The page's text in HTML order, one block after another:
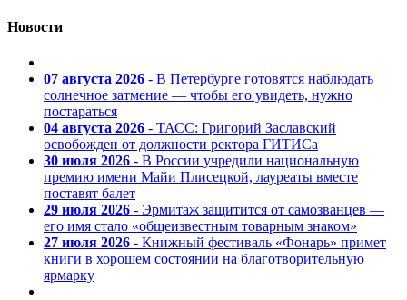
Новости
07 августа 2026 - В Петербурге готовятся наблюдать
солнечное затмение — чтобы его увидеть, нужно
постараться
04 августа 2026 - ТАСС: Григорий Заславский
освобожден от должности ректора ГИТИСа
30 июля 2026 - В России учредили национальную
премию имени Майи Плисецкой, лауреаты вместе
поставят балет
29 июля 2026 - Эрмитаж защитится от самозванцев —
его имя стало «общеизвестным товарным знаком»
27 июля 2026 - Книжный фестиваль «Фонарь» примет
книги в хорошем состоянии на благотворительную
ярмарку